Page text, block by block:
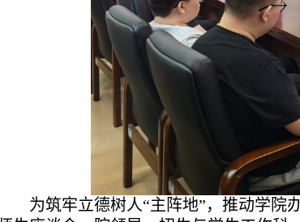
为筑牢立德树人“主阵地”，推动学院